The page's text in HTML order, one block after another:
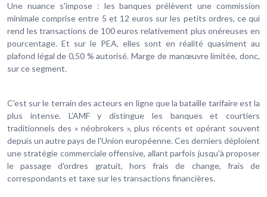
Une nuance s'impose : les banques prélèvent une commission
minimale comprise entre 5 et 12 euros sur les petits ordres, ce qui
rend les transactions de 100 euros relativement plus onéreuses en
pourcentage. Et sur le PEA, elles sont en réalité quasiment au
plafond légal de 0,50 % autorisé. Marge de manœuvre limitée, donc,
sur ce segment.
C'est sur le terrain des acteurs en ligne que la bataille tarifaire est la
plus intense. L'AMF y distingue les banques et courtiers
traditionnels des « néobrokers », plus récents et opérant souvent
depuis un autre pays de l'Union européenne. Ces derniers déploient
une stratégie commerciale offensive, allant parfois jusqu'à proposer
le passage d'ordres gratuit, hors frais de change, frais de
correspondants et taxe sur les transactions financières.